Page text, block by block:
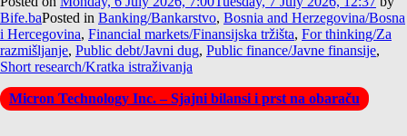
Bife.baPosted in Banking/Bankarstvo, Bosnia and Herzegovina/Bosna
i Hercegovina, Financial markets/Finansijska tržišta, For thinking/Za
razmišljanje, Public debt/Javni dug, Public finance/Javne finansije,
Short research/Kratka istraživanja
Micron Technology Inc. – Sjajni bilansi i prst na obaraču